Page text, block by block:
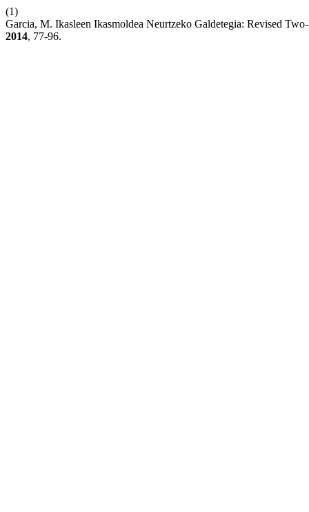
(1)
Garcia, M. Ikasleen Ikasmoldea Neurtzeko Galdetegia: Revised
2014, 77-96.